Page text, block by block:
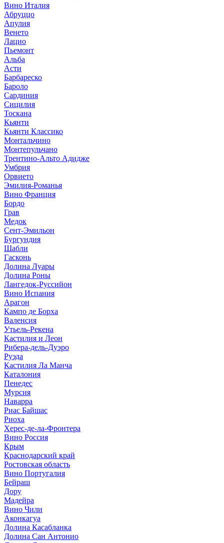
Вино Италия
Абруццо
Апулия
Венето
Лацио
Пьемонт
Альба
Асти
Барбареско
Бароло
Сардиния
Сицилия
Тоскана
Кьянти
Кьянти Классико
Монтальчино
Монтепульчано
Трентино-Альто Адидже
Умбрия
Орвието
Эмилия-Романья
Вино Франция
Бордо
Грав
Медок
Сент-Эмильон
Бургундия
Шабли
Гасконь
Долина Луары
Долина Роны
Лангедок-Руссийон
Вино Испания
Арагон
Кампо де Борха
Валенсия
Утьель-Рекена
Кастилия и Леон
Рибера-дель-Дуэро
Руэда
Кастилия Ла Манча
Каталония
Пенедес
Мурсия
Наварра
Риас Байшас
Риоха
Херес-де-ла-Фронтера
Вино Россия
Крым
Краснодарский край
Ростовская область
Вино Португалия
Бейраш
Дору
Мадейра
Вино Чили
Аконкагуа
Долина Касабланка
Долина Сан Антонио